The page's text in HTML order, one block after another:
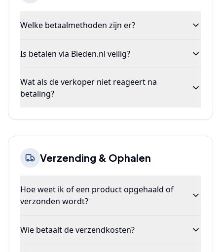
Welke betaalmethoden zijn er?
Is betalen via Bieden.nl veilig?
Wat als de verkoper niet reageert na
betaling?
Verzending & Ophalen
Hoe weet ik of een product opgehaald of
verzonden wordt?
Wie betaalt de verzendkosten?